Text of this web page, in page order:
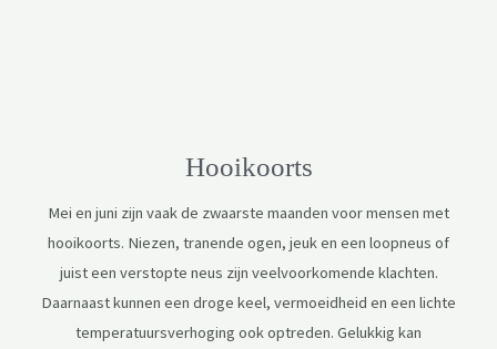
Hooikoorts
Mei en juni zijn vaak de zwaarste maanden voor mensen met
hooikoorts. Niezen, tranende ogen, jeuk en een loopneus of
juist een verstopte neus zijn veelvoorkomende klachten.
Daarnaast kunnen een droge keel, vermoeidheid en een lichte
temperatuursverhoging ook optreden. Gelukkig kan